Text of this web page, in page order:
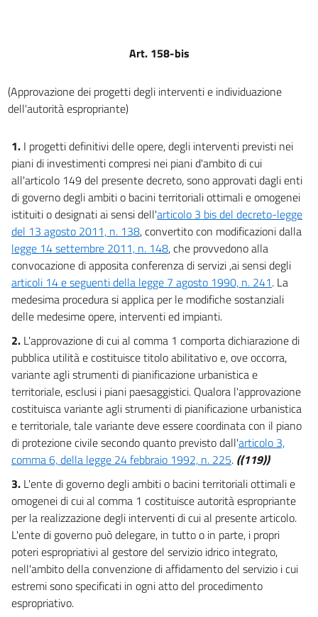
9
((TITOLO II
LA VALUTAZIONE AMBIENTALE STRATEGICA))
11
12
13
14
15
16
17
TITOLO III
((LA VALUTAZIONE DI IMPATTO AMBIENTALE))
19
20
21
22
24
24 bis
25
26
26 bis
27
Art. 158-bis
(Approvazione dei progetti degli interventi e individuazione
dell'autorità espropriante)
1. I progetti definitivi delle opere, degli interventi previsti nei
piani di investimenti compresi nei piani d'ambito di cui
all'articolo 149 del presente decreto, sono approvati dagli enti
di governo degli ambiti o bacini territoriali ottimali e omogenei
istituiti o designati ai sensi dell'articolo 3 bis del decreto-legge
del 13 agosto 2011, n. 138, convertito con modificazioni dalla
legge 14 settembre 2011, n. 148, che provvedono alla
convocazione di apposita conferenza di servizi ,ai sensi degli
articoli 14 e seguenti della legge 7 agosto 1990, n. 241. La
medesima procedura si applica per le modifiche sostanziali
delle medesime opere, interventi ed impianti.
2. L'approvazione di cui al comma 1 comporta dichiarazione di
pubblica utilità e costituisce titolo abilitativo e, ove occorra,
variante agli strumenti di pianificazione urbanistica e
territoriale, esclusi i piani paesaggistici. Qualora l'approvazione
costituisca variante agli strumenti di pianificazione urbanistica
e territoriale, tale variante deve essere coordinata con il piano
di protezione civile secondo quanto previsto dall'articolo 3,
comma 6, della legge 24 febbraio 1992, n. 225. ((119))
3. L'ente di governo degli ambiti o bacini territoriali ottimali e
omogenei di cui al comma 1 costituisce autorità espropriante
per la realizzazione degli interventi di cui al presente articolo.
L'ente di governo può delegare, in tutto o in parte, i propri
poteri espropriativi al gestore del servizio idrico integrato,
nell'ambito della convenzione di affidamento del servizio i cui
estremi sono specificati in ogni atto del procedimento
espropriativo.